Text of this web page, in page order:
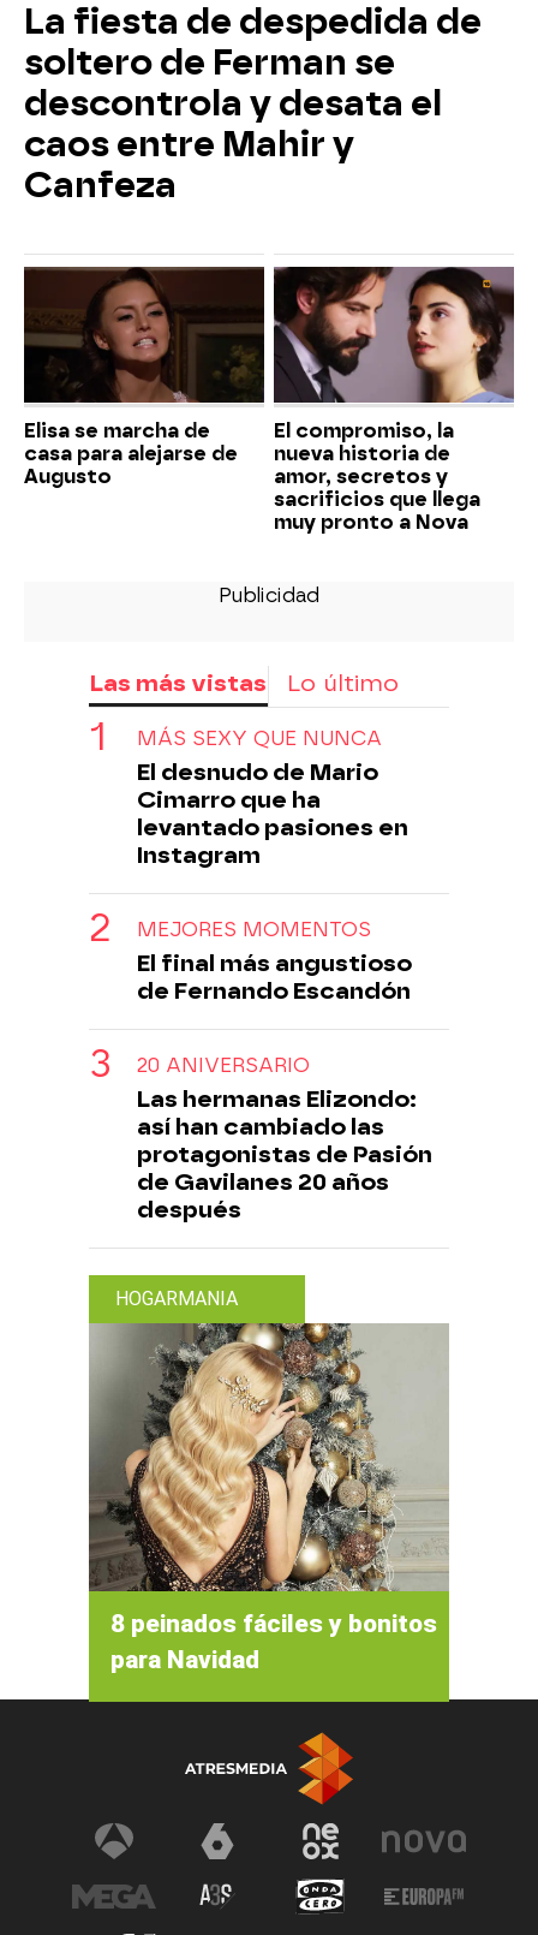
La fiesta de despedida de
soltero de Ferman se
descontrola y desata el
caos entre Mahir y
Canfeza
Elisa se marcha de
casa para alejarse de
Augusto
El compromiso, la
nueva historia de
amor, secretos y
sacrificios que llega
muy pronto a Nova
Las más vistas Lo último
MÁS SEXY QUE NUNCA
El desnudo de Mario
Cimarro que ha
levantado pasiones en
Instagram
MEJORES MOMENTOS
El final más angustioso
de Fernando Escandón
20 ANIVERSARIO
Las hermanas Elizondo:
así han cambiado las
protagonistas de Pasión
de Gavilanes 20 años
después
HOGARMANIA
8 peinados fáciles y bonitos
para Navidad